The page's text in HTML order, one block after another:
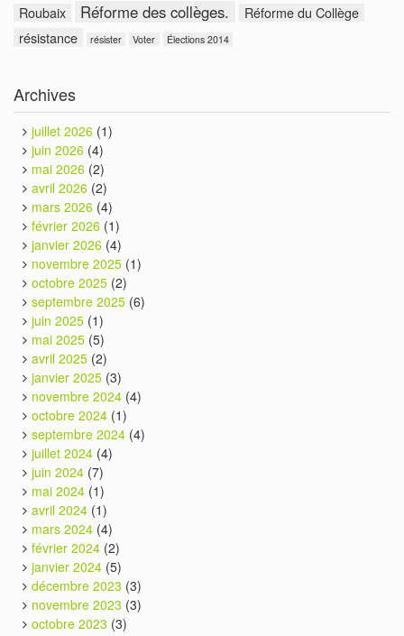
Roubaix Réforme des collèges.
Réforme du Collège
résistance
résister Voter Élections 2014
Archives
juillet 2026 (1)
juin 2026 (4)
mai 2026 (2)
avril 2026 (2)
mars 2026 (4)
février 2026 (1)
janvier 2026 (4)
novembre 2025 (1)
octobre 2025 (2)
septembre 2025 (6)
juin 2025 (1)
mai 2025 (5)
avril 2025 (2)
janvier 2025 (3)
novembre 2024 (4)
octobre 2024 (1)
septembre 2024 (4)
juillet 2024 (4)
juin 2024 (7)
mai 2024 (1)
avril 2024 (1)
mars 2024 (4)
février 2024 (2)
janvier 2024 (5)
décembre 2023 (3)
novembre 2023 (3)
octobre 2023 (3)